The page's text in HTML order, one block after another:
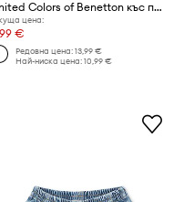
United Colors of Benetton къс панталон тип анцуг за деца от памук
цена:
€
Редовна цена:13,99 €
Най-ниска цена:10,99 €